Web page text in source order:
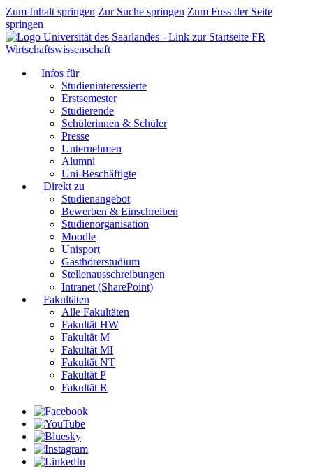
Zum Inhalt springen Zur Suche springen Zum Fuss der Seite
springen
FR
Wirtschaftswissenschaft
Infos für
Studieninteressierte
Erstsemester
Studierende
Schülerinnen & Schüler
Presse
Unternehmen
Alumni
Uni-Beschäftigte
Direkt zu
Studienangebot
Bewerben & Einschreiben
Studienorganisation
Moodle
Unisport
Gasthörerstudium
Stellenausschreibungen
Intranet (SharePoint)
Fakultäten
Alle Fakultäten
Fakultät HW
Fakultät M
Fakultät MI
Fakultät NT
Fakultät P
Fakultät R